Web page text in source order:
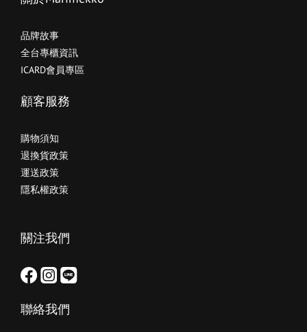
品牌故事
全台專櫃資訊
ICARD會員專區
顧客服務
購物須知
退換貨政策
運送政策
隱私權政策
關注我們
聯絡我們